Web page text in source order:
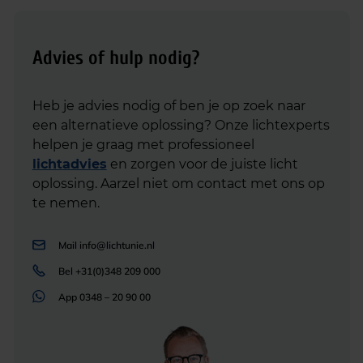
Advies of hulp nodig?
Heb je advies nodig of ben je op zoek naar
een alternatieve oplossing? Onze lichtexperts
helpen je graag met professioneel
lichtadvies en zorgen voor de juiste licht
oplossing. Aarzel niet om contact met ons op
te nemen.
Mail info@lichtunie.nl
Bel +31(0)348 209 000
App 0348 – 20 90 00